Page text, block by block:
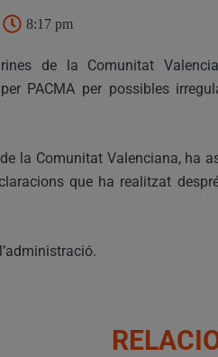
8:17 pm
de la Comunitat
PACMA per possibles
la Comunitat Valenciana, ha
que ha realitzat